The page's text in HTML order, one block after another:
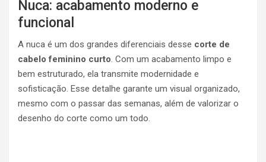
Nuca: acabamento moderno e
funcional
A nuca é um dos grandes diferenciais desse corte de
cabelo feminino curto. Com um acabamento limpo e
bem estruturado, ela transmite modernidade e
sofisticação. Esse detalhe garante um visual organizado,
mesmo com o passar das semanas, além de valorizar o
desenho do corte como um todo.